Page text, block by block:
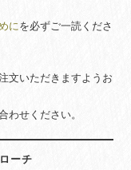
に を必ずご一読くださ
文いただきますようお
わせください。
ーチ